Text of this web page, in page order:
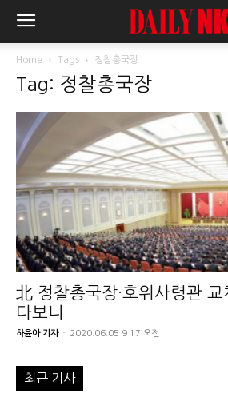
Home Tags 정찰총국장
Tag: 정찰총국장
北 정찰총국장·호위사령관 교
다보니
하윤아 기자 - 2020.06.05 9:17 오전
최근 기사